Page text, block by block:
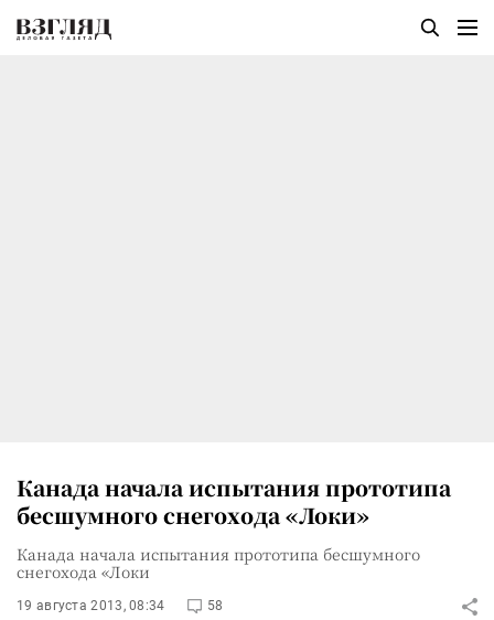
Канада начала испытания прототипа
бесшумного снегохода «Локи»
Канада начала испытания прототипа бесшумного
снегохода «Локи
19 августа 2013, 08:34 58